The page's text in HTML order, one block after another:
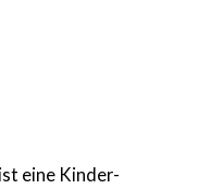
eine Kinder-